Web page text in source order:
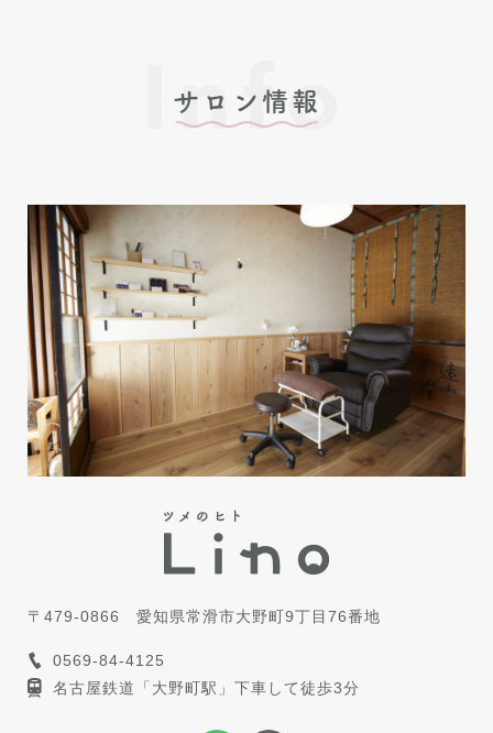
サロン情報
Info
〒479-0866 愛知県常滑市大野町9丁目76番地
0569-84-4125
名古屋鉄道「大野町駅」下車して徒歩3分